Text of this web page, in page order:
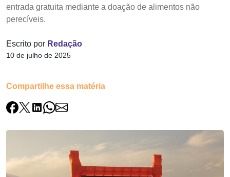
entrada gratuita mediante a doação de alimentos não
perecíveis.
Escrito por Redação
10 de julho de 2025
Compartilhe essa matéria